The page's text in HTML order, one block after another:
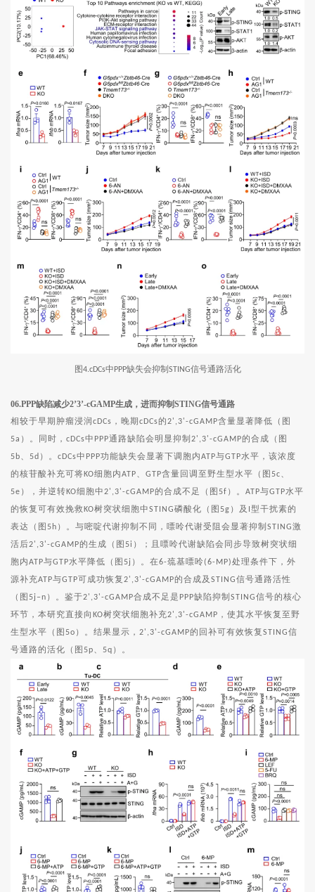
图4.cDCs中 PPP缺失会抑制 STING信号通路活化
06.PPP缺陷减少2’3’-cGAMP生成，进而抑制STING信号通路
相较于早期肿瘤浸润 cDCs ，晚期 cDCs的2',3'-cGAMP含量显著降低（图
5a ）。同时， cDCs中 PPP通路缺陷会明显抑制 2',3'-cGAMP的合成（图
5b、 5d ）。 cDCs中 PPP功能缺失会显著下调胞内ATP与GTP水平，该浓度
的核苷酸补充可将KO细胞内ATP、 GTP含量回调至野生型水平（图 5c、
5e ），并逆转KO细胞中2',3'-cGAMP的合成不足（图 5f ）。 ATP与GTP水平
的恢复可有效挽救 KO树突状细胞中STING磷酸化（图 5g ）及 型干扰素的
表达（图 5h ）。与嘧啶代谢抑制不同，嘌呤代谢受阻会显著抑制 STING激
活后2',3'-cGAMP的生成（图 5i ）；且嘌呤代谢缺陷会同步导致树突状细
胞内ATP与GTP水平降低（图 5j ）。在6-巯基嘌呤(6-MP)处理条件下，外
源补充ATP与GTP可成功恢复2',3'-cGAMP的合成及 STING信号通路活性
（图 5j–n ）。鉴于2',3'-cGAMP合成不足是 PPP缺陷抑制 STING信号的核心
环节，本研究直接向 KO树突状细胞补充2',3'-cGAMP ，使其水平恢复至野
生型水平（图 5o ）。结果显示， 2',3'-cGAMP的回补可有效恢复STING信
号通路的活化（图 5p、 5q ）。